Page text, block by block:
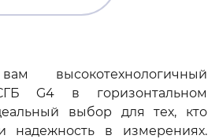
высокотехнологичный
G4 в горизонтальном
выбор для тех, кто
надежность в измерениях.